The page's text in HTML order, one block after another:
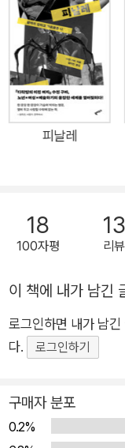
얻었을 것이다. 이를
되고 폭포 아래 물속
절벽에 뛰어내리는
말하자면 이야기는
한 도구였다. 용기를
을 희생한 이야기, 함
선사 시대의 ‘소셜
클수록 더 많이-오
포스트Repost되었
한 이러한 정보를 전
이 더 높았다. -90쪽 인간에게 내재한 ‘서사 유전자’를 찾아서 ―
모든 이야기의 보편적 구조를 분석
세계 신화와 전설은
턴을 가지고 있었다.
피날레
18
100자평
13
리뷰
이 책에 내가 남긴
로그인하면 내가 남
다.
로그인하기
구매자 분포
0.2%